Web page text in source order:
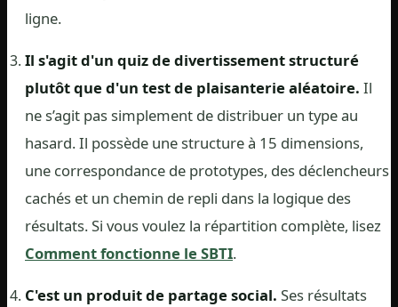
ligne.
Il s'agit d'un quiz de divertissement structuré
plutôt que d'un test de plaisanterie aléatoire. Il
ne s’agit pas simplement de distribuer un type au
hasard. Il possède une structure à 15 dimensions,
une correspondance de prototypes, des déclencheurs
cachés et un chemin de repli dans la logique des
résultats. Si vous voulez la répartition complète, lisez
Comment fonctionne le SBTI.
C'est un produit de partage social. Ses résultats